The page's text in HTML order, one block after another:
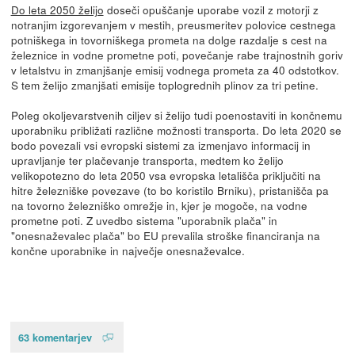
Do leta 2050 želijo doseči opuščanje uporabe vozil z motorji z
notranjim izgorevanjem v mestih, preusmeritev polovice cestnega
potniškega in tovorniškega prometa na dolge razdalje s cest na
železnice in vodne prometne poti, povečanje rabe trajnostnih goriv
v letalstvu in zmanjšanje emisij vodnega prometa za 40 odstotkov.
S tem želijo zmanjšati emisije toplogrednih plinov za tri petine.
Poleg okoljevarstvenih ciljev si želijo tudi poenostaviti in končnemu
uporabniku približati različne možnosti transporta. Do leta 2020 se
bodo povezali vsi evropski sistemi za izmenjavo informacij in
upravljanje ter plačevanje transporta, medtem ko želijo
velikopotezno do leta 2050 vsa evropska letališča priključiti na
hitre železniške povezave (to bo koristilo Brniku), pristanišča pa
na tovorno železniško omrežje in, kjer je mogoče, na vodne
prometne poti. Z uvedbo sistema "uporabnik plača" in
"onesnaževalec plača" bo EU prevalila stroške financiranja na
končne uporabnike in največje onesnaževalce.
63 komentarjev